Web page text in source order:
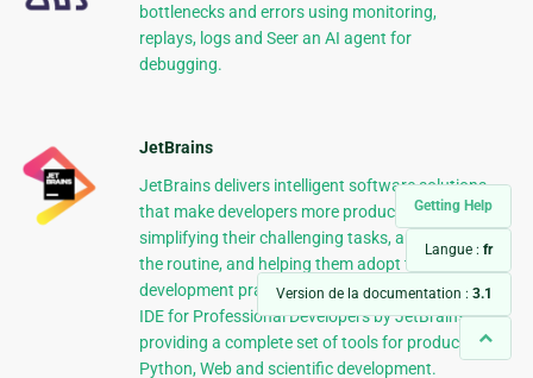
Getting Help
Langue : fr
Version de la documentation : 3.1
bottlenecks and errors using monitoring,
replays, logs and Seer an AI agent for
debugging.
JetBrains
JetBrains delivers intelligent software solutions
that make developers more productive by
simplifying their challenging tasks, automating
the routine, and helping them adopt the best
development practices. PyCharm is the Python
IDE for Professional Developers by JetBrains
providing a complete set of tools for productive
Python, Web and scientific development.